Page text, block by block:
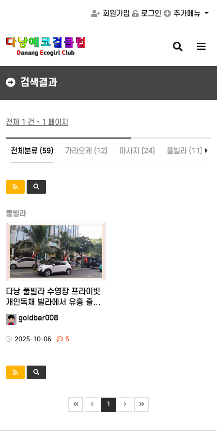
회원가입 로그인 추가메뉴
검
색
버
메
버
검색결과
전체 1 건 - 1 페이지
전체분류 (59) 가라오케 (12) 마사지 (24) 풀빌라 (11)
풀빌라
다낭 풀빌라 수영장 프라이빗
개인독채 빌라에서 유흥 즐…
goldbar008
2025-10-06 5
1